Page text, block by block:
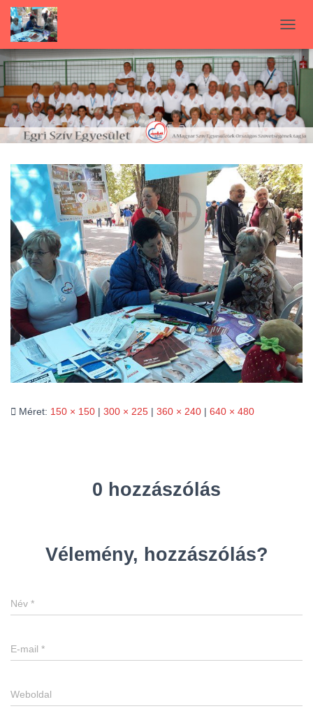
A
V
I
G
Á
C
I
Ó
E
-
/
K
I
K
A
P
C
S
O
L
Á
A
Méret: 150 × 150 | 300 × 225 | 360 × 240 | 640 × 480
0 hozzászólás
Vélemény, hozzászólás?
Név *
E-mail *
Weboldal